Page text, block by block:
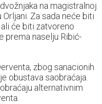
na magistralnoj
Za sada neće biti
će biti zatvoreno
prema naselju Ribić-
zbog sanacionih
obustava saobraćaja.
alternativnim